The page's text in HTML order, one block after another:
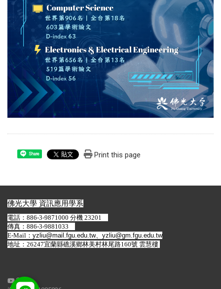
Share Print this page
佛光大學 資訊應用學系
電話：886-3-9871000 分機 23201
傳真：886-3-9881033
E-Mail： yzliu@mail.fgu.edu.tw
yzliu@gm.fgu.edu.tw
地址：26247宜蘭縣礁溪鄉林美村林尾路160號 雲慧樓